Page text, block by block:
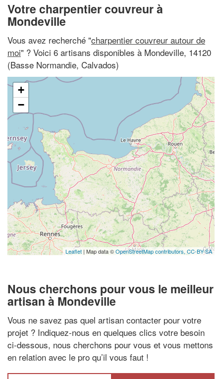
Votre charpentier couvreur à
Mondeville
Vous avez recherché "charpentier couvreur autour de
moi" ? Voici 6 artisans disponibles à Mondeville, 14120
(Basse Normandie, Calvados)
+
−
Leaflet | Map data ©OpenStreetMap contributors, CC-BY-SA
Nous cherchons pour vous le meilleur
artisan à Mondeville
Vous ne savez pas quel artisan contacter pour votre
projet ? Indiquez-nous en quelques clics votre besoin
ci-dessous, nous cherchons pour vous et vous mettons
en relation avec le pro qu’il vous faut !